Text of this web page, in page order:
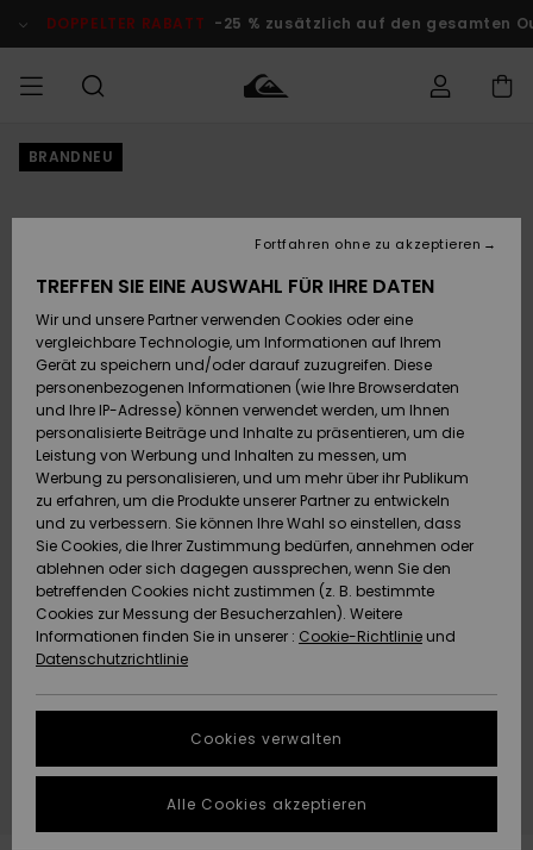
Produktinformation
DOPPELTER RABATT -25 % zusätzlich auf den gesamten
MÄNNER
Accessoires
Schuhe&
Flip-Flops
Surf
Snow
Brandneu
Highlights
Accessoires
Schuhe&
Flip-Flops
Surf
Snow
Brandneu
Highlights
FRAUEN
Brandneu
Highlights
Snow
SURF
Kinder
Highlights
Community
SNOW
Snow Shop
Kinder
Snow Shop
Damen
Highlights
Community
DOPPELTER
RABATT
KINDER
Outlet
Frauen
HILFE & KONTAKT
Retouren
Bezahlung
Geschenkkarte
Quiksilver
Freedom
Datenschutz
Starten Sie eine
um die
schnellste
Antwort auf Ihre
NACHHALTIGKEIT
SHOPS
QUIKSILVER APP
WUNSCHLISTE
BRANDNEU
TREFFEN SIE EINE AUSWAHL FÜR IHRE DATEN
Wir und unsere Partner verwenden Cookies oder eine
vergleichbare Technologie, um Informationen auf Ihrem
Gerät zu speichern und/oder darauf zuzugreifen. Diese
personenbezogenen Informationen (wie Ihre Browserdaten
und Ihre IP-Adresse) können verwendet werden, um Ihnen
personalisierte Beiträge und Inhalte zu präsentieren, um die
Leistung von Werbung und Inhalten zu messen, um
Werbung zu personalisieren, und um mehr über ihr Publikum
zu erfahren, um die Produkte unserer Partner zu entwickeln
und zu verbessern. Sie können Ihre Wahl so einstellen, dass
Sie Cookies, die Ihrer Zustimmung bedürfen, annehmen oder
ablehnen oder sich dagegen aussprechen, wenn Sie den
betreffenden Cookies nicht zustimmen (z. B. bestimmte
Cookies zur Messung der Besucherzahlen). Weitere
Informationen finden Sie in unserer : Cookie-Richtlinie und
Datenschutzrichtlinie
Cookies verwalten
Fortfahren ohne zu akzeptieren
Alle Cookies akzeptieren